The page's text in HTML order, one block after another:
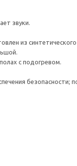
звуки.
из
с подогревом.
безопасности;